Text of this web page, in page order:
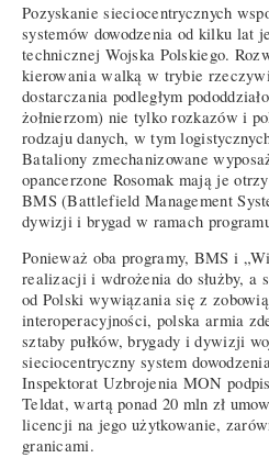
Pozyskanie sieciocentrycznych
systemów dowodzenia od kilku lat
technicznej Wojska Polskiego.
kierowania walką w trybie
dostarczania podległym
żołnierzom) nie tylko rozkazów i
rodzaju danych, w tym
Bataliony zmechanizowane
opancerzone Rosomak mają je
BMS (Battlefield Management
dywizji i brygad w ramach
Ponieważ oba programy, BMS i
realizacji i wdrożenia do służby, a
od Polski wywiązania się z
interoperacyjności, polska armia
sztaby pułków, brygady i dywizji
sieciocentryczny system
Inspektorat Uzbrojenia MON
Teldat, wartą ponad 20 mln zł
licencji na jego użytkowanie,
granicami.